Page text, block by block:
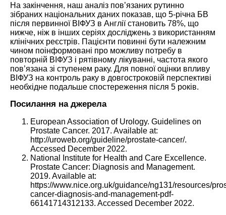
На закінчення, наш аналіз пов’язаних рутинно
зібраних національних даних показав, що 5-річна БВ
після первинної ВІФУЗ в Англії становить 78%, що
нижче, ніж в інших серіях досліджень з використанням
клінічних реєстрів. Пацієнти повинні бути належним
чином поінформовані про можливу потребу в
повторній ВІФУЗ і рятівному лікуванні, частота якого
пов’язана зі ступенем раку. Для повної оцінки впливу
ВІФУЗ на контроль раку в довгостроковій перспективі
необхідне подальше спостереження після 5 років.
Посилання на джерела
European Association of Urology. Guidelines on
Prostate Cancer. 2017. Available at:
http://uroweb.org/guideline/prostate-cancer/.
Accessed December 2022.
National Institute for Health and Care Excellence.
Prostate Cancer: Diagnosis and Management.
2019. Available at:
https://www.nice.org.uk/guidance/ng131/resources/
cancer-diagnosis-and-management-pdf-
66141714312133. Accessed December 2022.